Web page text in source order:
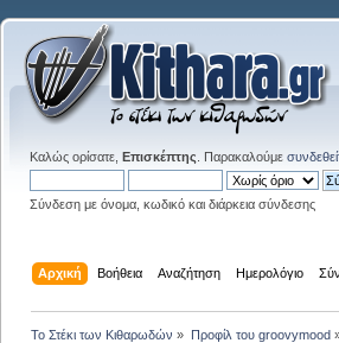
Καλώς ορίσατε, Επισκέπτης . Παρακαλούμε
Σύνδεση με όνομα, κωδικό και διάρκεια σύνδεσης
Αρχική Βοήθεια Αναζήτηση Ημερολόγιο
Το Στέκι των Κιθαρωδών » Προφίλ του groovymood